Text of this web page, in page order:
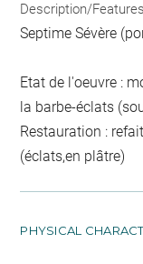
Description/Features
Septime Sévère
Etat de l'oeuvre :
la barbe-éclats
Restauration :
(éclats,en plâtre)
PHYSICAL